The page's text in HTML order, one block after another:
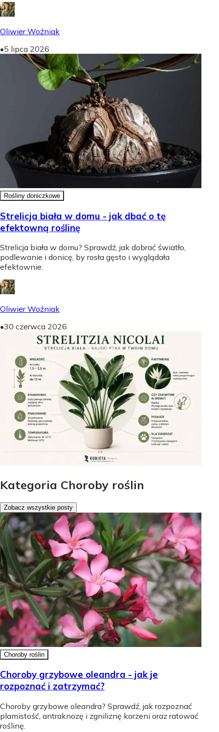
Oliwier Woźniak
•5 lipca 2026
Rośliny doniczkowe
Strelicja biała w domu - jak dbać o tę
efektowną roślinę
Strelicja biała w domu? Sprawdź, jak dobrać światło,
podlewanie i donicę, by rosła gęsto i wyglądała
efektownie.
Oliwier Woźniak
•30 czerwca 2026
Kategoria Choroby roślin
Zobacz wszystkie posty
Choroby roślin
Choroby grzybowe oleandra - jak je
rozpoznać i zatrzymać?
Choroby grzybowe oleandra? Sprawdź, jak rozpoznać
plamistość, antraknozę i zgniliznę korzeni oraz ratować
roślinę.